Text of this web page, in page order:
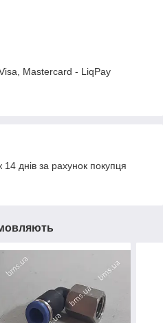
Mastercard - LiqPay
днів за рахунок покупця